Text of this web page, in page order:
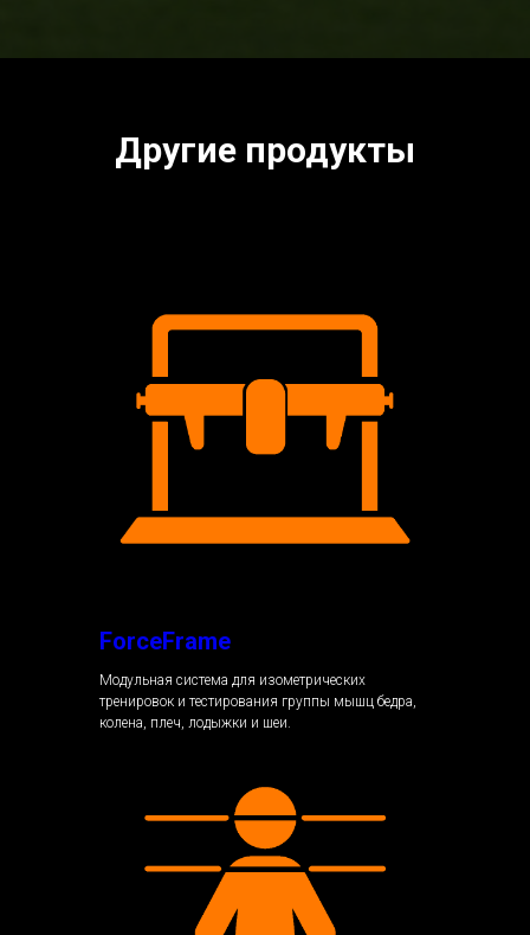
Другие продукты
ForceFrame
Модульная система для изометрических
тренировок и тестирования группы мышц бедра,
колена, плеч, лодыжки и шеи.